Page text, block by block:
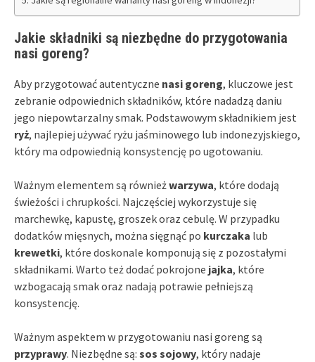
Jakie składniki są niezbędne do przygotowania
nasi goreng?
Aby przygotować autentyczne nasi goreng, kluczowe jest
zebranie odpowiednich składników, które nadadzą daniu
jego niepowtarzalny smak. Podstawowym składnikiem jest
ryż, najlepiej używać ryżu jaśminowego lub indonezyjskiego,
który ma odpowiednią konsystencję po ugotowaniu.
Ważnym elementem są równieżwarzywa, które dodają
świeżości i chrupkości. Najczęściej wykorzystuje się
marchewkę, kapustę, groszek oraz cebulę. W przypadku
dodatków mięsnych, można sięgnąć po kurczaka lub
krewetki, które doskonale komponują się z pozostałymi
składnikami. Warto też dodać pokrojone jajka, które
wzbogacają smak oraz nadają potrawie pełniejszą
konsystencję.
Ważnym aspektem w przygotowaniu nasi goreng są
przyprawy. Niezbędne są: sos sojowy, który nadaje